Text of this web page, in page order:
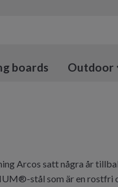
boards Outdoor
Arcos satt några år
stål som är en